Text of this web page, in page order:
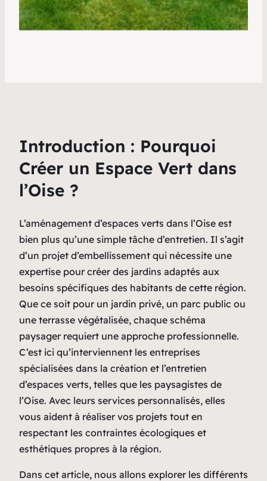
Introduction : Pourquoi
Créer un Espace Vert dans
l’Oise ?
L’aménagement d’espaces verts dans l’Oise est
bien plus qu’une simple tâche d’entretien. Il s’agit
d’un projet d’embellissement qui nécessite une
expertise pour créer des jardins adaptés aux
besoins spécifiques des habitants de cette région.
Que ce soit pour un jardin privé, un parc public ou
une terrasse végétalisée, chaque schéma
paysager requiert une approche professionnelle.
C’est ici qu’interviennent les entreprises
spécialisées dans la création et l’entretien
d’espaces verts, telles que les paysagistes de
l’Oise. Avec leurs services personnalisés, elles
vous aident à réaliser vos projets tout en
respectant les contraintes écologiques et
esthétiques propres à la région.
Dans cet article, nous allons explorer les différents